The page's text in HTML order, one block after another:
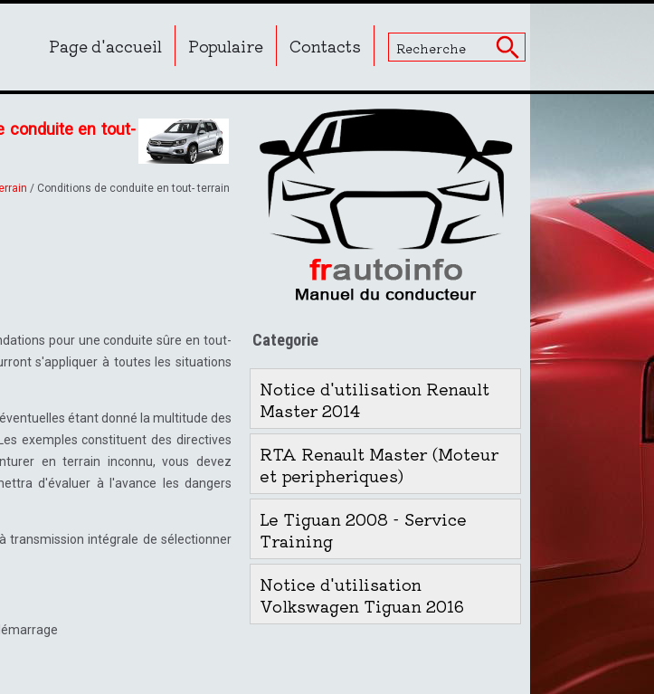
Page d'accueil Populaire Contacts
conduite en tout-
/ Conditions de conduite en tout- terrain
pour une conduite sûre en tout-
s'appliquer à toutes les situations
étant donné la multitude des
exemples constituent des directives
en terrain inconnu, vous devez
d'évaluer à l'avance les dangers
transmission intégrale de sélectionner
Categorie
Notice d'utilisation Renault
Master 2014
RTA Renault Master (Moteur
et peripheriques)
Le Tiguan 2008 - Service
Training
Notice d'utilisation
Volkswagen Tiguan 2016